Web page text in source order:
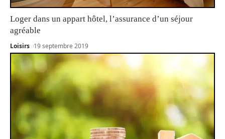
Loger dans un appart hôtel, l’assurance d’un séjour
agréable
Loisirs 19 septembre 2019